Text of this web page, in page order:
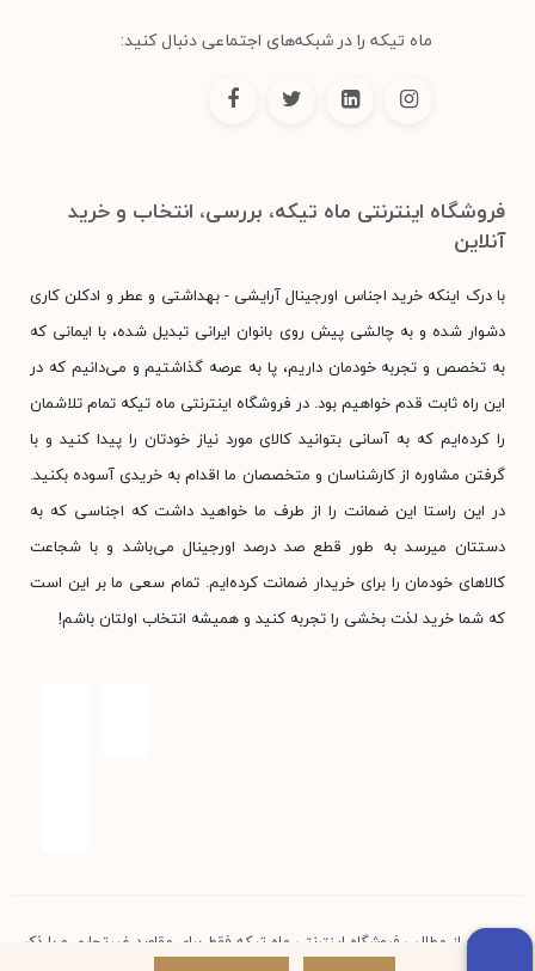
ماه تیکه را در شبکه‌های اجتماعی دنبال کنید:
فروشگاه اینترنتی ماه تیکه، بررسی، انتخاب و خرید
آنلاین
با درک اینکه خرید اجناس اورجینال آرایشی - بهداشتی و عطر و ادکلن کاری
دشوار شده و به چالشی پیش روی بانوان ایرانی تبدیل شده، با ایمانی که
به تخصص و تجربه خودمان داریم، پا به عرصه گذاشتیم و می‌دانیم که در
این راه ثابت قدم خواهیم بود. در فروشگاه اینترنتی ماه تیکه تمام تلاشمان
را کرده‌ایم که به آسانی بتوانید کالای مورد نیاز خودتان را پیدا کنید و با
گرفتن مشاوره از کارشناسان و متخصصان ما اقدام به خریدی آسوده بکنید.
در این راستا این ضمانت را از طرف ما خواهید داشت که اجناسی که به
دستتان میرسد به طور قطع صد درصد اورجینال می‌باشد و با شجاعت
کالاهای خودمان را برای خریدار ضمانت کرده‌ایم. تمام سعی ما بر این است
که شما خرید لذت بخشی را تجربه کنید و همیشه انتخاب اولتان باشم!
استفاده از مطالب فروشگاه اینترنتی ماه تیکه فقط برای مقاصد غیرتجاری و با ذکر
منبع بلامانع است. کلیه حقوق این سایت متعلق به فروشگاه آنلاین ماه تیکه